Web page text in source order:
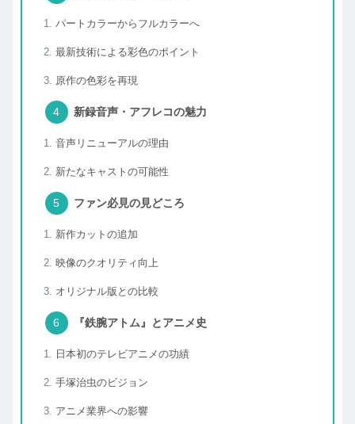
パートカラーからフルカラーへ
最新技術による彩色のポイント
原作の色彩を再現
新録音声・アフレコの魅力
音声リニューアルの理由
新たなキャストの可能性
ファン必見の見どころ
新作カットの追加
映像のクオリティ向上
オリジナル版との比較
『鉄腕アトム』とアニメ史
日本初のテレビアニメの功績
手塚治虫のビジョン
アニメ業界への影響